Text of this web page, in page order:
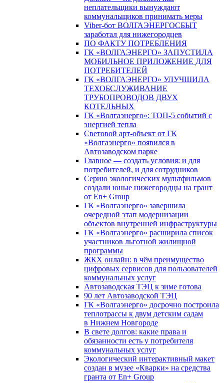
неплательщики вынуждают
коммунальщиков принимать меры
Viber-бот ВОЛГАЭНЕРГОСБЫТ
заработал для нижегородцев
ПО ФАКТУ ПОТРЕБЛЕНИЯ
ГК «ВОЛГАЭНЕРГО» ЗАПУСТИЛА
МОБИЛЬНОЕ ПРИЛОЖЕНИЕ ДЛЯ
ПОТРЕБИТЕЛЕЙ
ГК «ВОЛГАЭНЕРГО» УЛУЧШИЛА
ТЕХОБСЛУЖИВАНИЕ
ТРУБОПРОВОДОВ ДВУХ
КОТЕЛЬНЫХ
ГК «Волгаэнерго»: ТОП-5 событий с
энергией тепла
Световой арт-объект от ГК
«Волгаэнерго» появился в
Автозаводском парке
Главное — создать условия: и для
потребителей, и для сотрудников
Серию экологических мультфильмов
создали юные нижегородцы на грант
от En+ Group
ГК «Волгаэнерго» завершила
очередной этап модернизации
объектов внутренней инфраструктуры
ГК «Волгаэнерго» расширила список
участников льготной жилищной
программы
ЖКХ онлайн: в чём преимущество
цифровых сервисов для пользователей
коммунальных услуг
Автозаводская ТЭЦ к зиме готова
90 лет Автозаводской ТЭЦ
ГК «Волгаэнерго» досрочно построила
теплотрассы к двум детским садам
в Нижнем Новгороде
В свете долгов: какие права и
обязанности есть у потребителя
коммунальных услуг
Экологический интерактивный макет
создан в музее «Кварки» на средства
гранта от En+ Group